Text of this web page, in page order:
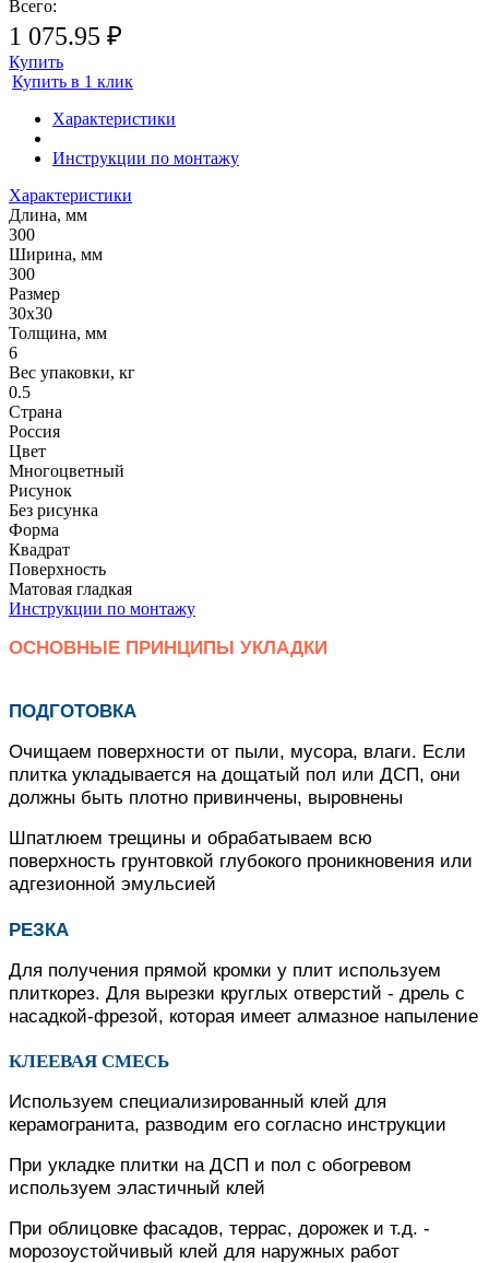
Всего:
1 075.95 ₽
Купить
Купить в 1 клик
Характеристики
Инструкции по монтажу
Характеристики
Длина, мм
300
Ширина, мм
300
Размер
30х30
Толщина, мм
6
Вес упаковки, кг
0.5
Страна
Россия
Цвет
Многоцветный
Рисунок
Без рисунка
Форма
Квадрат
Поверхность
Матовая гладкая
Инструкции по монтажу
ОСНОВНЫЕ ПРИНЦИПЫ УКЛАДКИ
ПОДГОТОВКА
Очищаем поверхности от пыли, мусора, влаги. Если
плитка укладывается на дощатый пол или ДСП, они
должны быть плотно привинчены, выровнены
Шпатлюем трещины и обрабатываем всю
поверхность грунтовкой глубокого проникновения или
адгезионной эмульсией
РЕЗКА
Для получения прямой кромки у плит используем
плиткорез. Для вырезки круглых отверстий - дрель с
насадкой-фрезой, которая имеет алмазное напыление
КЛЕЕВАЯ СМЕСЬ
Используем специализированный клей для
керамогранита, разводим его согласно инструкции
При укладке плитки на ДСП и пол с обогревом
используем эластичный клей
При облицовке фасадов, террас, дорожек и т.д. -
морозоустойчивый клей для наружных работ